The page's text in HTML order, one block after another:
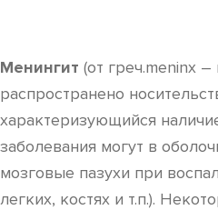
Менингит (от греч.meninx
распространено
характеризующийся
заболевания могут в
мозговые пазухи при
легких, костях и т.п.).